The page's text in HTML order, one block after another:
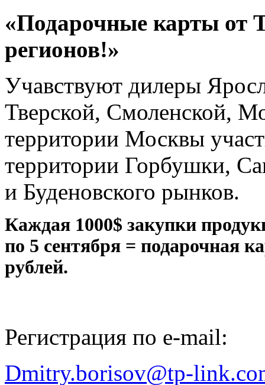
«Подарочные карты от
регионов!»
Учавствуют дилеры
Тверской, Смоленской,
территории Москвы
территории Горбушки,
и Буденовского рынков.
Каждая 1000$ закупки
по 5 сентября = подарочная
рублей.
Регистрация по e-mail:
Dmitry.borisov@tp-